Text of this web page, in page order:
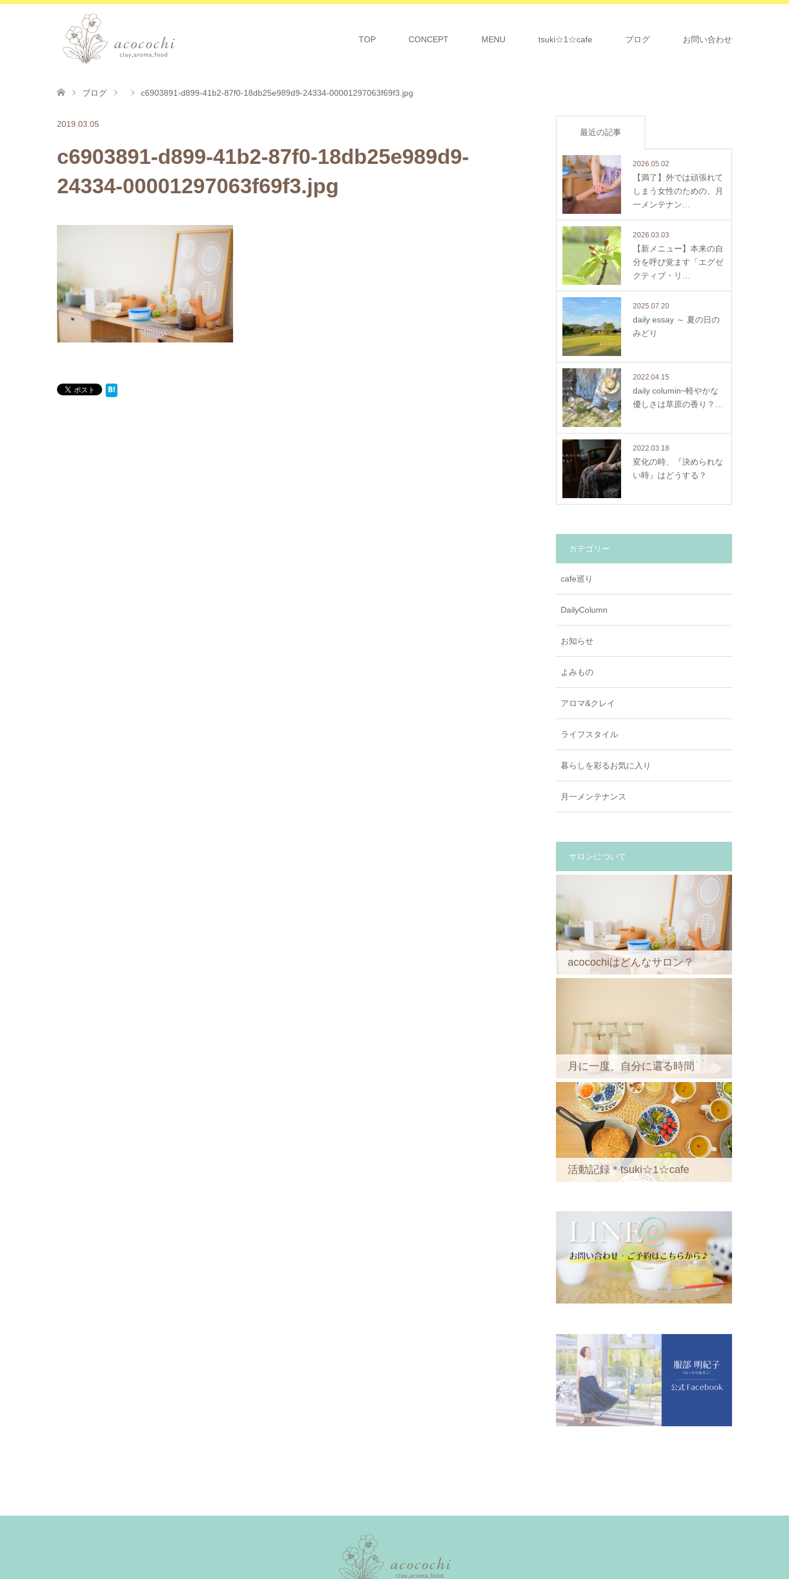
TOP CONCEPT MENU tsuki☆1☆cafe ブログ お問い合わせ
ブログ c6903891-d899-41b2-87f0-18db25e989d9-24334-00001297063f69f3.jpg
2019.03.05
c6903891-d899-41b2-87f0-18db25e989d9-
24334-00001297063f69f3.jpg
最近の記事
2026.05.02
【満了】外では頑張れて
しまう女性のための、月
一メンテナン…
2026.03.03
【新メニュー】本来の自
分を呼び覚ます「エグゼ
クティブ・リ…
2025.07.20
daily essay ～ 夏の日の
みどり
2022.04.15
daily columin~軽やかな
優しさは草原の香り？…
2022.03.18
変化の時、『決められな
い時』はどうする？
カテゴリー
cafe巡り
DailyColumn
お知らせ
よみもの
アロマ&クレイ
ライフスタイル
暮らしを彩るお気に入り
月一メンテナンス
サロンについて
acocochiはどんなサロン？
月に一度、自分に還る時間
活動記録＊tsuki☆1☆cafe